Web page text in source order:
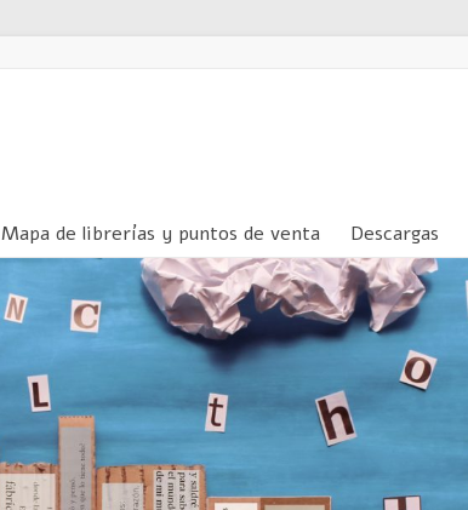
Mapa de librerías y puntos de venta Descargas